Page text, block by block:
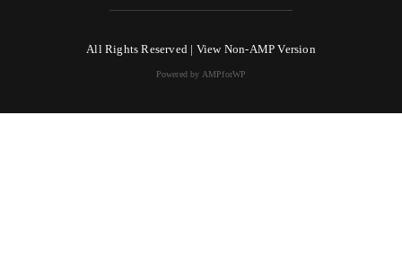
All Rights Reserved | View Non-AMP Version
Powered by AMPforWP